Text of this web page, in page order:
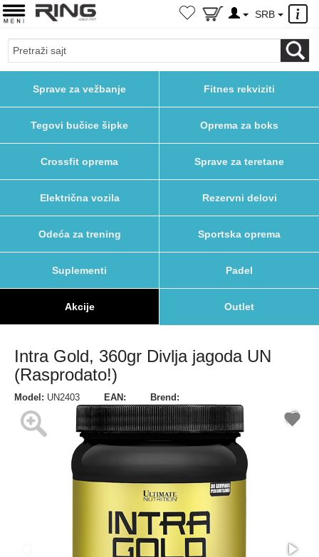
×
SRB
Sprave za vežbanje Fitnes rekviziti
Tegovi bučice šipke Oprema za boks
Crossfit oprema Sprave za teretane
Električna vozila Rezervni delovi
Odeća za trening Sportska oprema
Suplementi Padel
Akcije Outlet
Intra Gold, 360gr Divlja jagoda UN
(Rasprodato!)
Model: UN2403 EAN: Brend: